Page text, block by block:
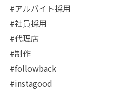
#アルバイト採用
#社員採用
#代理店
#制作
#followback
#instagood